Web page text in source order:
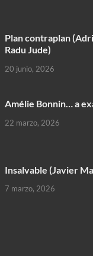
Plan contraplan
Radu Jude)
20 junio, 2026
Amélie Bonnin… a
22 marzo, 2026
Insalvable (Javier
7 marzo, 2026